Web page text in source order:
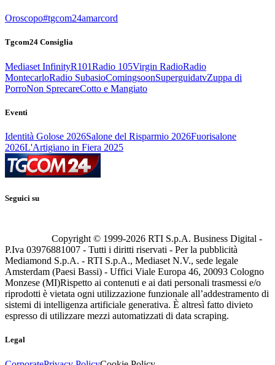
Oroscopo#tgcom24amarcord
Tgcom24 Consiglia
Mediaset InfinityR101Radio 105Virgin RadioRadio
MontecarloRadio SubasioComingsoonSuperguidatvZuppa di
PorroNon SprecareCotto e Mangiato
Eventi
Identità Golose 2026Salone del Risparmio 2026Fuorisalone
2026L'Artigiano in Fiera 2025
Seguici su
Copyright © 1999-2026 RTI S.p.A. Business Digital -
P.Iva 03976881007 - Tutti i diritti riservati - Per la pubblicità
Mediamond S.p.A. - RTI S.p.A., Mediaset N.V., sede legale
Amsterdam (Paesi Bassi) - Uffici Viale Europa 46, 20093 Cologno
Monzese (MI)Rispetto ai contenuti e ai dati personali trasmessi e/o
riprodotti è vietata ogni utilizzazione funzionale all’addestramento di
sistemi di intelligenza artificiale generativa. È altresì fatto divieto
espresso di utilizzare mezzi automatizzati di data scraping.
Legal